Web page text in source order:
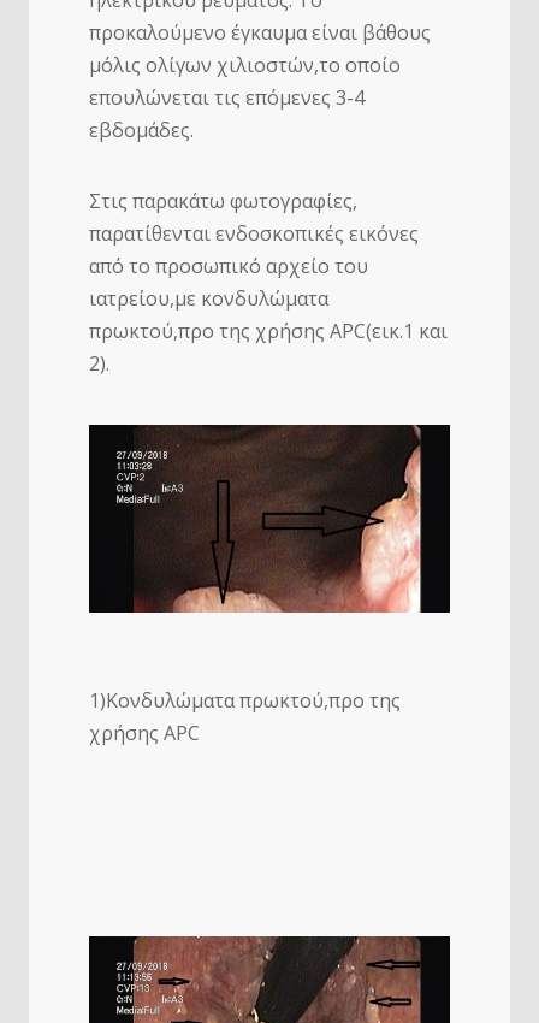
προκαλούμενο έγκαυμα είναι βάθους
μόλις ολίγων χιλιοστών,το οποίο
επουλώνεται τις επόμενες 3-4
εβδομάδες.
Στις παρακάτω φωτογραφίες,
παρατίθενται ενδοσκοπικές εικόνες
από το προσωπικό αρχείο του
ιατρείου,με κονδυλώματα
πρωκτού,προ της χρήσης APC(εικ.1 και
2).
1)Κονδυλώματα πρωκτού,προ της
χρήσης APC